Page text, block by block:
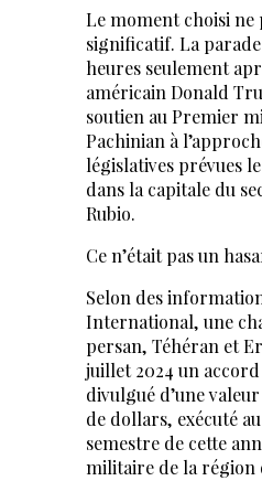
Le moment choisi ne
significatif. La parade
heures seulement
américain Donald
soutien au Premier
Pachinian à
législatives prévues
dans la capitale du
Rubio.
Ce n’était pas un
Selon des
International, une
persan, Téhéran et
juillet 2024 un
divulgué d’une
de dollars, exécuté
semestre de cette
militaire de la